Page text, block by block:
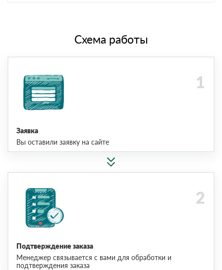
Схема работы
Заявка
Вы оставили заявку на сайте
Подтверждение заказа
Менеджер связывается с вами для обработки и
подтверждения заказа